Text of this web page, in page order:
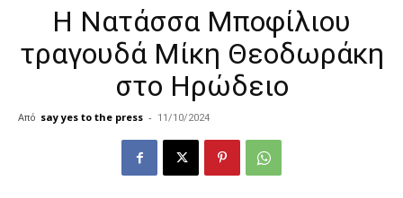
Η Νατάσσα Μποφίλιου
τραγουδά Μίκη Θεοδωράκη
στο Ηρώδειο
Από say yes to the press - 11/10/2024